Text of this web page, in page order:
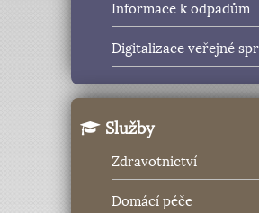
Informace k odpadům
Digitalizace veřejné
Služby
Zdravotnictví
Domácí péče